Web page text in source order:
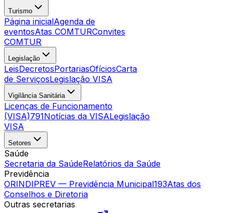
Turismo
Página inicialAgenda de
eventosAtas COMTURConvites
COMTUR
Legislação
LeisDecretosPortariasOfíciosCarta
de ServiçosLegislação VISA
Vigilância Sanitária
Licenças de Funcionamento
(VISA)791Notícias da VISALegislação
VISA
Setores
Saúde
Secretaria da SaúdeRelatórios da Saúde
Previdência
ORINDIPREV — Previdência Municipal193Atas dos
Conselhos e Diretoria
Outras secretarias